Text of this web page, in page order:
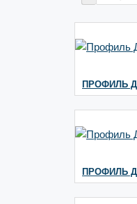
ПРОФИЛЬ
ПРОФИЛЬ